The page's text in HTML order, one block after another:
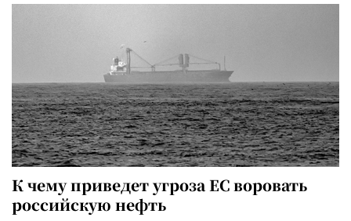
К чему приведет угроза ЕС воровать
российскую нефть